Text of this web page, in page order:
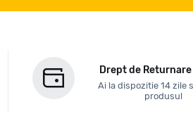
Drept de
Ai la dispozitie 14 zile
produsul